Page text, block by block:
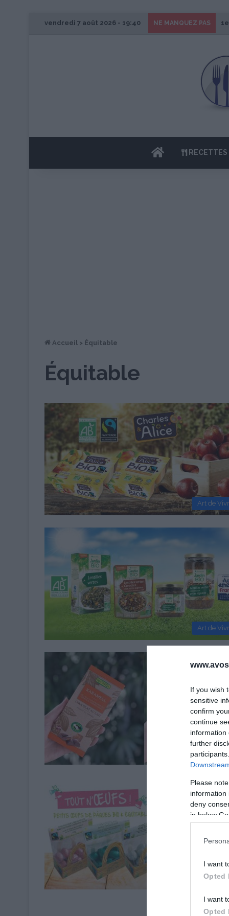
If you wish
sensitive
confirm
continue
information
further
Please
information
deny
in below
I want
Opted
I want
Opted
vendredi 7 août 2026 - 19:40 NE MANQUEZ PAS
ACCUEIL
Accueil > Équitable
Équitable
Art de
Art de
Art de
Art de